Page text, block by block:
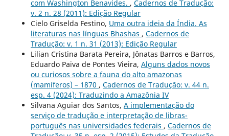
com Washington Benavides. , Cadernos de Tradução:
v. 2 n. 28 (2011): Edição Regular
Cielo Griselda Festino, Uma outra ideia da Índia. As
literaturas nas línguas Bhashas , Cadernos de
Tradução: v. 1 n. 31 (2013): Edição Regular
Lilian Cristina Barata Pereira, Jônatas Barros e Barros,
Eduardo Paiva de Pontes Vieira, Alguns dados novos
ou curiosos sobre a fauna do alto amazonas
(mamíferos) – 1870 , Cadernos de Tradução: v. 44 n.
esp. 4 (2024): Traduzindo a Amazônia IV
Silvana Aguiar dos Santos, A implementação do
serviço de tradução e interpretação de libras-
português nas universidades federais , Cadernos de